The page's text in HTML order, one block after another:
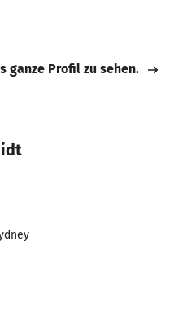
ganze Profil zu sehen.